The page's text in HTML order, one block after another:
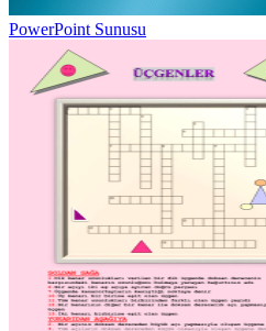
PowerPoint Sunusu